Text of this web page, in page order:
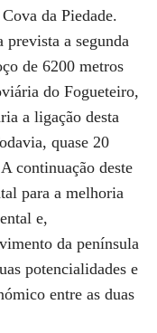
da Piedade.
prevista a segunda
de 6200 metros
do Fogueteiro,
a ligação desta
quase 20
continuação deste
para a melhoria
e,
da península
potencialidades e
entre as duas